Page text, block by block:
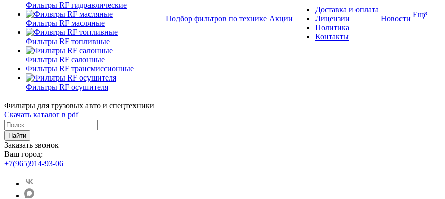
Фильтры RF гидравлические
Фильтры RF масляные
Фильтры RF топливные
Фильтры RF салонные
Фильтры RF трансмиссионные
Фильтры RF осушителя
Подбор фильтров по технике Акции
Доставка и оплата
Лицензии
Политика
Контакты
Новости Ещё
Фильтры для грузовых авто и спецтехники
Скачать каталог в pdf
Найти
Заказать звонок
Ваш город:
+7(965)914-93-06